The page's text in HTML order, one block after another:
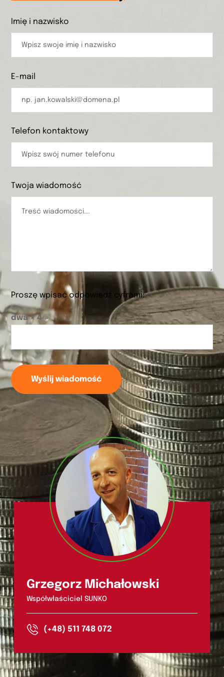
Imię i nazwisko
E-mail
Telefon kontaktowy
Twoja wiadomość
Proszę wpisać odpowiedź cyframi:
dwa × 4 =
Wyślij wiadomość
Grzegorz Michałowski
Współwłaściciel SUNKO
(+48) 511 748 072